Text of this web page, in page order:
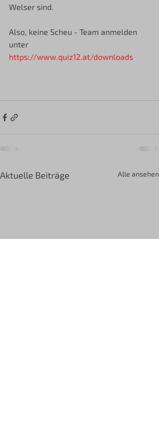
Welser sind.
Also, keine Scheu - Team anmelden
unter
https://www.quiz12.at/downloads
Aktuelle Beiträge Alle ansehen